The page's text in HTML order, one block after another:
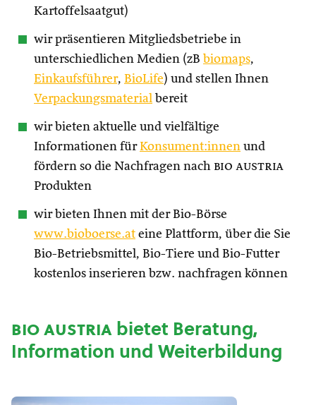
Kartoffelsaatgut)
wir präsentieren Mitgliedsbetriebe in
unterschiedlichen Medien (zB biomaps,
Einkaufsführer, BioLife) und stellen Ihnen
Verpackungsmaterial bereit
wir bieten aktuelle und vielfältige
Informationen fürKonsument:innen und
fördern so die Nachfragen nach bio austria
Produkten
wir bieten Ihnen mit der Bio-Börse
www.bioboerse.at eine Plattform, über die Sie
Bio-Betriebsmittel, Bio-Tiere und Bio-Futter
kostenlos inserieren bzw. nachfragen können
bio austriabietet Beratung,
Information und Weiterbildung